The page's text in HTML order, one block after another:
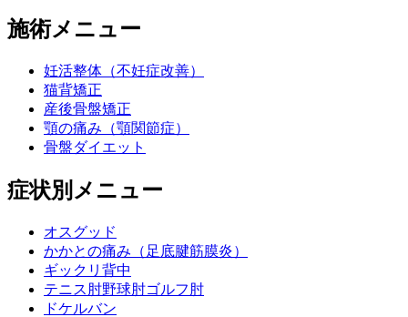
施術メニュー
妊活整体（不妊症改善）
猫背矯正
産後骨盤矯正
顎の痛み（顎関節症）
骨盤ダイエット
症状別メニュー
オスグッド
かかとの痛み（足底腱筋膜炎）
ギックリ背中
テニス肘野球肘ゴルフ肘
ドケルバン